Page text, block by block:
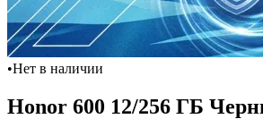
•Нет в наличии
Honor 600 12/256 ГБ